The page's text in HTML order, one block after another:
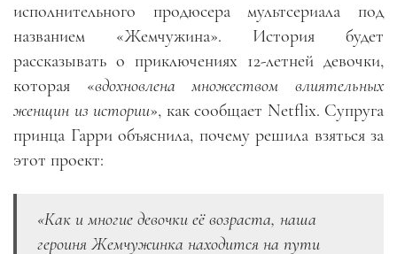
исполнительного продюсера мультсериала под
названием «Жемчужина». История будет
рассказывать о приключениях 12-летней девочки,
которая «вдохновлена множеством влиятельных
женщин из истории», как сообщает Netflix. Супруга
принца Гарри объяснила, почему решила взяться за
этот проект:
«Как и многие девочки её возраста, наша
героиня Жемчужинка находится на пути